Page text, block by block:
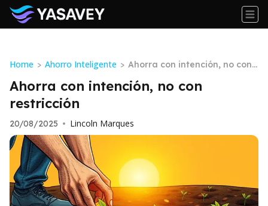
Home > Ahorro Inteligente > Ahorra con intención, no con r
estricción
Ahorra con intención, no con
restricción
20/08/2025 • Lincoln Marques